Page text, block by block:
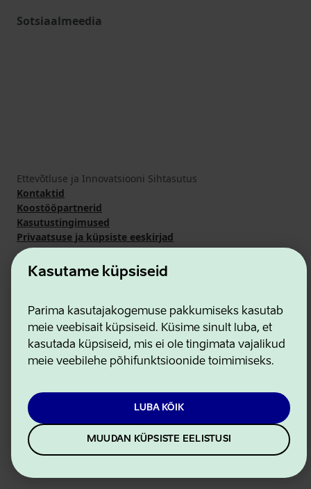
Kasutame küpsiseid
Parima kasutajakogemuse pakkumiseks kasutab
meie veebisait küpsiseid. Küsime sinult luba, et
kasutada küpsiseid, mis ei ole tingimata vajalikud
meie veebilehe põhifunktsioonide toimimiseks.
LUBA KÕIK
MUUDAN KÜPSISTE EELISTUSI
Sotsiaalmeedia
Ettevõtluse ja Innovatsiooni Sihtasutus
Kontaktid
Koostööpartnerid
Kasutustingimused
Privaatsuse ja küpsiste eeskirjad